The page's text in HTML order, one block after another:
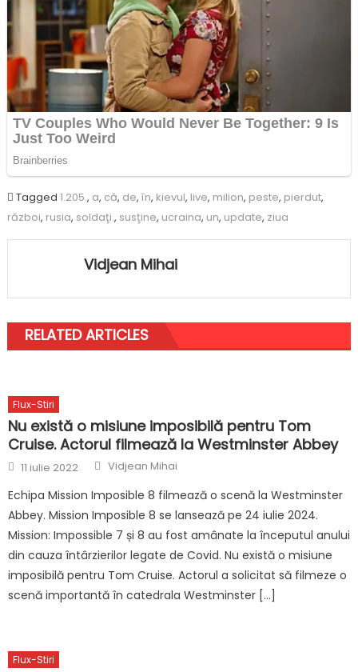
Tagged 1.205., a, că, de, în, kievul, live, milion, peste, pierdut,
război, rusia, soldaţi., susţine, ucraina, un, update, ziua
Vidjean Mihai
RELATED ARTICLES
Flux-Stiri
Nu există o misiune imposibilă pentru Tom
Cruise. Actorul filmează la Westminster Abbey
Posted
on
11 iulie 2022 Author
Vidjean Mihai
Echipa Mission Imposible 8 filmează o scenă la Westminster
Abbey. Mission Imposible 8 se lansează pe 24 iulie 2024.
Mission: Impossible 7 și 8 au fost amânate la începutul anului
din cauza întârzierilor legate de Covid. Nu există o misiune
imposibilă pentru Tom Cruise. Actorul a solicitat să filmeze o
scenă importantă în catedrala Westminster […]
Flux-Stiri